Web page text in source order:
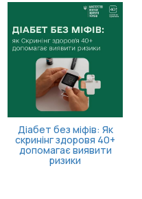
Більше часу на запуск
власної справи!